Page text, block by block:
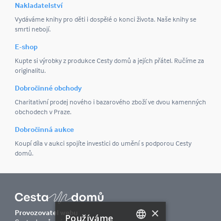
Nakladatelství
Vydáváme knihy pro děti i dospělé o konci života. Naše knihy se
smrti nebojí.
E-shop
Kupte si výrobky z produkce Cesty domů a jejích přátel. Ručíme za
originalitu.
Dobročinné obchody
Charitativní prodej nového i bazarového zboží ve dvou kamenných
obchodech v Praze.
Dobročinná aukce
Koupí díla v aukci spojíte investici do umění s podporou Cesty
domů.
Provozovatel webu
×
Používáme